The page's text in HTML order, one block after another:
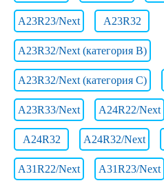
A23R23/Next A23R32
A23R32/Next (категория B)
A23R32/Next (категория C)
A23R33/Next A24R22/Next
A24R32 A24R32/Next
A31R22/Next A31R23/Next